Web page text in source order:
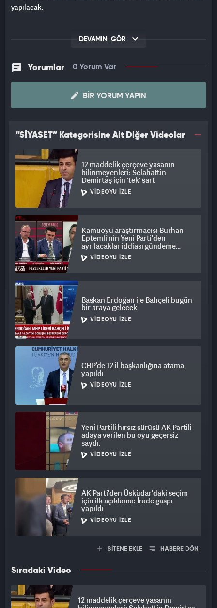
yapılacak.
DEVAMINI GÖR
Yorumlar 0 Yorum Var
BIR YORUM YAPIN
“SİYASET” Kategorisine Ait Diğer Videolar
12 maddelik çerçeve yasanın
bilinmeyenleri: Selahattin
Demirtaş için 'tek' şart
VIDEOYU İZLE
Kamuoyu araştırmacısı Burhan
Eptemli'nin Yeni Parti'den
ayrılacaklar iddiası gündeme
bomba gibi düştü
VIDEOYU İZLE
Başkan Erdoğan ile Bahçeli bugün
bir araya gelecek
VIDEOYU İZLE
CHP’de 12 il başkanlığına atama
yapıldı
VIDEOYU İZLE
Yeni Partili hırsız sürüsü AK Partili
adaya verilen bu oyu geçersiz
saydı.
VIDEOYU İZLE
AK Parti'den Üsküdar'daki seçim
için ilk açıklama: İrade gaspı
yapıldı
VIDEOYU İZLE
SİTENE EKLE HABERE DÖN
Sıradaki Video
12 maddelik çerçeve yasanın